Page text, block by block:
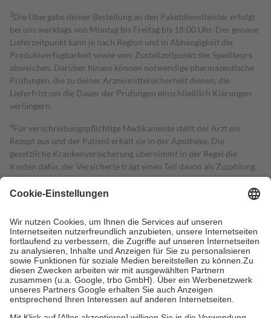
3Die Übergabe deiner Bestellung an den Paketdienstleister erfolgt
bei uns werktags von Montag bis Freitag bis 18:00 Uhr. Der genaue
Lieferzeitpunkt kann je nach Region und in Abhängigkeit der
Produktverfügbarkeit sowie vom Zustellzeitpunkt des Spediteurs
abweichen. Darüber hinaus können notwendige pharmazeutische
Prüfungen, die zu deiner Arzneimittelsicherheit dienen, die
Lieferfrist um die Dauer der Prüfungen einschließlich Klärungen
verlängern.
4Für verschreibungspflichtige Medikamente stellt der Arzt ein
Rezept aus und der Patient erhält sie in der Apotheke. Die
gesetzliche Krankenversicherung übernimmt in der Regel die
Kosten dafür, der Versicherte trägt einen Teil davon als Zuzahlung
mit.
Grundsätzlich leisten Mitglieder Zuzahlungen in Höhe von zehn
höchstens zehn Euro.
Es sind jedoch nie mehr als die tatsächlichen
Kosten der Leistung zu entrichten.
Diese Regeln gelten grundsätzlich auch für Online-Apotheken.
Bei Heilmitteln und häuslicher Krankenpflege beträgt die
Zuzahlung zehn Prozent der Kosten sowie zehn Euro je
Verordnung.
Um das Engagement der Versicherten für ihre eigene Gesundheit zu
stärken und die besondere Stellung der Familie zu unterstützen,